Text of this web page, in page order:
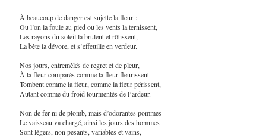
À beaucoup de danger est sujette la fleur :
Ou l’on la foule au pied ou les vents la ternissent,
Les rayons du soleil la brûlent et rôtissent,
La bête la dévore, et s’effeuille en verdeur.
Nos jours, entremêlés de regret et de pleur,
À la fleur comparés comme la fleur fleurissent
Tombent comme la fleur, comme la fleur périssent,
Autant comme du froid tourmentés de l’ardeur.
Non de fer ni de plomb, mais d’odorantes pommes
Le vaisseau va chargé, ainsi les jours des hommes
Sont légers, non pesants, variables et vains,